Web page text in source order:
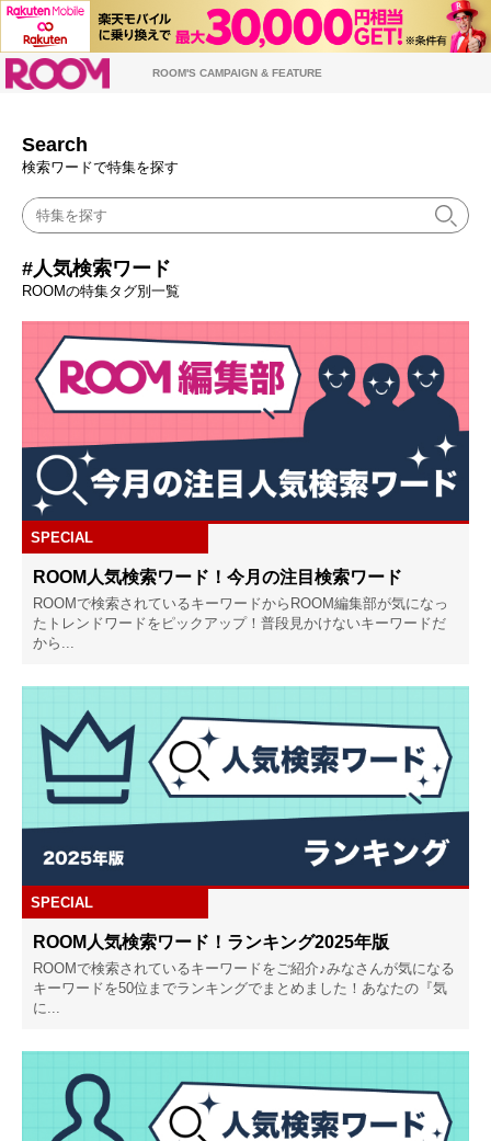
ROOM'S CAMPAIGN & FEATURE
Search
検索ワードで特集を探す
#人気検索ワード
ROOMの特集タグ別一覧
SPECIAL
ROOM人気検索ワード！今月の注目検索ワード
ROOMで検索されているキーワードからROOM編集部が気になっ
たトレンドワードをピックアップ！普段見かけないキーワードだ
から...
SPECIAL
ROOM人気検索ワード！ランキング2025年版
ROOMで検索されているキーワードをご紹介♪みなさんが気になる
キーワードを50位までランキングでまとめました！あなたの『気
に...